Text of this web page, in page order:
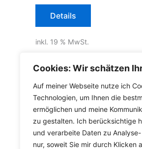
Cookies: Wir schätzen
Auf meiner Webseite nutze ich
Technologien, um Ihnen die
ermöglichen und meine
zu gestalten. Ich berücksichtige
und verarbeite Daten zu
nur, soweit Sie mir durch Klicken
Details
inkl. 19 % MwSt.
Lieferzeit Deutschland:2-3